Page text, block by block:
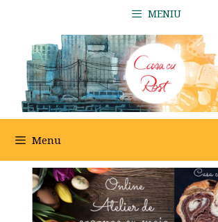
conținut
MENIU
Menu